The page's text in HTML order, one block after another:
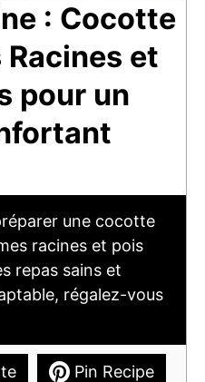
: Cocotte
et
pour un
une cocotte
racines et pois
repas sains et
régalez-vous
Pin Recipe